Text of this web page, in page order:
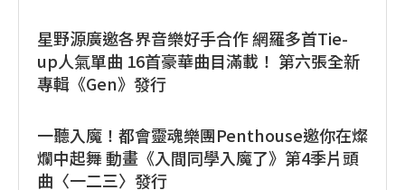
星野源廣邀各界音樂好手合作 網羅多首Tie-
up人氣單曲 16首豪華曲目滿載！ 第六張全新
專輯《Gen》發行
一聽入魔！都會靈魂樂團Penthouse邀你在燦
爛中起舞 動畫《入間同學入魔了》第4季片頭
曲〈一二三〉發行